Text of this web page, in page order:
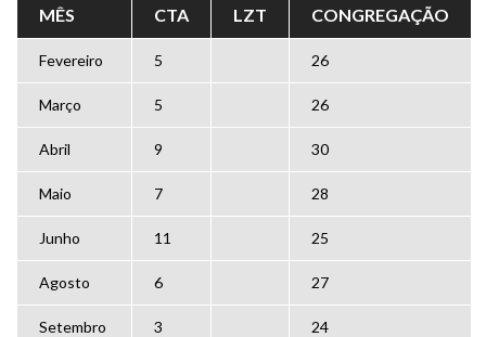
MÊS CTA LZT CONGREGAÇÃO
Fevereiro 5 26
Março 5 26
Abril 9 30
Maio 7 28
Junho 11 25
Agosto 6 27
Setembro 3 24